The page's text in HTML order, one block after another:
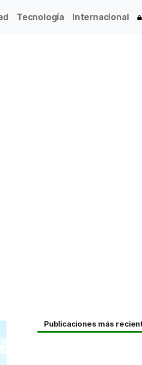
Tecnología Internacional
Publicaciones más